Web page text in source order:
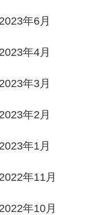
2023年6月
2023年4月
2023年3月
2023年2月
2023年1月
2022年11月
2022年10月